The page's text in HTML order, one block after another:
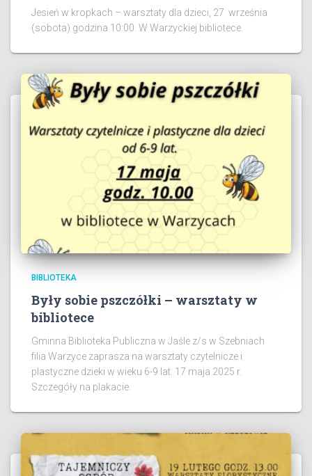
Jesień w kropkach – warsztaty dla dzieci, 27 września
(sobota) godzina 10:00. W Warzyckiej bibliotece.
BIBLIOTEKA
Były sobie pszczółki – warsztaty w
bibliotece
Gminna Biblioteka Publiczna w Jaśle z/s w Szebniach
filia Warzyce zaprasza na warsztaty czytelnicze i
plastyczne dzieki w wieku 6-9 lat. 17 maja 2025 r.
Szczegóły na plakacie.